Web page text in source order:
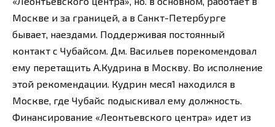
Москве и за границей, а в Санкт-Петербурге
бывает, наездами. Поддерживая постоянный
контакт с Чубайсом. Дм. Васильев порекомендовал
ему перетащить А.Кудрина в Москву. Во исполнение
этой рекомендации. Кудрин меся1 находился в
Москве, где Чубайс подыскивал ему должность.
Финансирование «Леонтьевского центра» идет из